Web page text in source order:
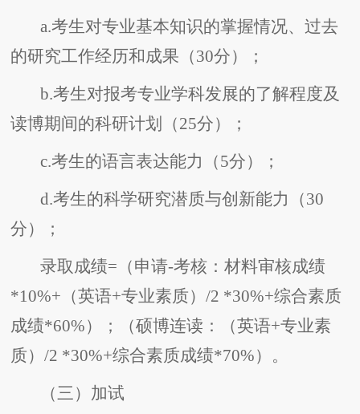
a.考生对专业基本知识的掌握情况、过去
的研究工作经历和成果（30分）；
b.考生对报考专业学科发展的了解程度及
读博期间的科研计划（25分）；
c.考生的语言表达能力（5分）；
d.考生的科学研究潜质与创新能力（30
分）；
录取成绩=（申请-考核：材料审核成绩
*10%+（英语+专业素质）/2 *30%+综合素质
成绩*60%）；（硕博连读：（英语+专业素
质）/2 *30%+综合素质成绩*70%）。
（三）加试